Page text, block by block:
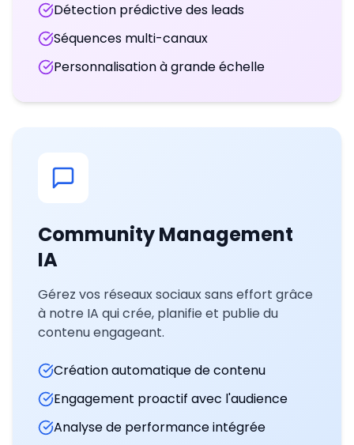
Détection prédictive des leads
Séquences multi-canaux
Personnalisation à grande échelle
Community Management
IA
Gérez vos réseaux sociaux sans effort grâce
à notre IA qui crée, planifie et publie du
contenu engageant.
Création automatique de contenu
Engagement proactif avec l'audience
Analyse de performance intégrée